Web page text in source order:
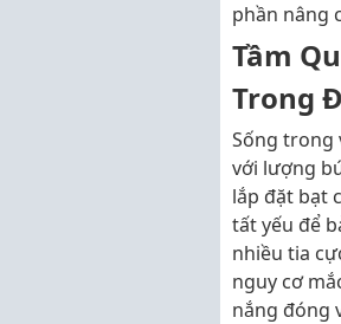
phần nâng
Tầm
Trong
Sống trong
với lượng
lắp đặt bạt
tất yếu để
nhiều tia
nguy cơ
nắng đóng